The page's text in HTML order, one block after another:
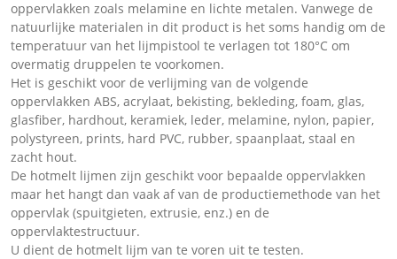
oppervlakken zoals melamine en lichte metalen. Vanwege de
natuurlijke materialen in dit product is het soms handig om de
temperatuur van het lijmpistool te verlagen tot 180°C om
overmatig druppelen te voorkomen.
Het is geschikt voor de verlijming van de volgende
oppervlakken ABS, acrylaat, bekisting, bekleding, foam, glas,
glasfiber, hardhout, keramiek, leder, melamine, nylon, papier,
polystyreen, prints, hard PVC, rubber, spaanplaat, staal en
zacht hout.
De hotmelt lijmen zijn geschikt voor bepaalde oppervlakken
maar het hangt dan vaak af van de productiemethode van het
oppervlak (spuitgieten, extrusie, enz.) en de
oppervlaktestructuur.
U dient de hotmelt lijm van te voren uit te testen.